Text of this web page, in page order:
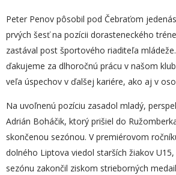
Peter Penov pôsobil pod Čebraťom
prvých šesť na pozícii dorasteneckého
zastával post športového riaditeľa
ďakujeme za dlhoročnú prácu v našom
veľa úspechov v ďalšej kariére, ako aj v
Na uvoľnenú pozíciu zasadol mladý,
Adrián Boháčik, ktorý prišiel do
skončenou sezónou. V premiérovom
dolného Liptova viedol starších žiakov
sezónu zakončil ziskom strieborných